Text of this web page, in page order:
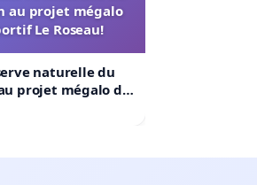
au projet mégalo
Le Roseau!
naturelle du
projet mégalo du